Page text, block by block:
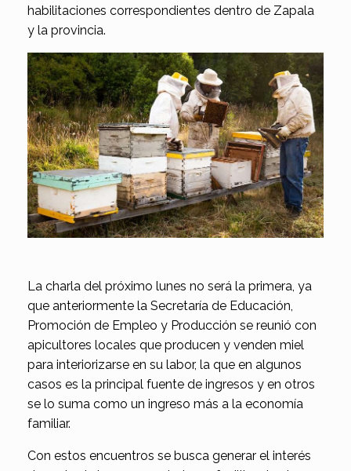
habilitaciones correspondientes dentro de Zapala
y la provincia.
La charla del próximo lunes no será la primera, ya
que anteriormente la Secretaría de Educación,
Promoción de Empleo y Producción se reunió con
apicultores locales que producen y venden miel
para interiorizarse en su labor, la que en algunos
casos es la principal fuente de ingresos y en otros
se lo suma como un ingreso más a la economía
familiar.
Con estos encuentros se busca generar el interés